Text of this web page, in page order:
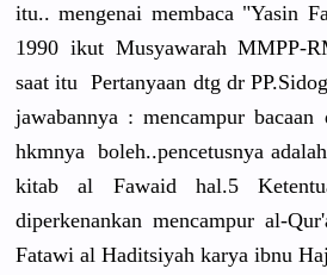
itu.. mengenai membaca "Yasin
1990 ikut MusyawarahMMPP-
saat itu Pertanyaan dtg dr
jawabannya : mencampur
hkmnya boleh..pencetusnya
kitab al Fawaid hal.5
diperkenankan mencampur al-
Fatawi al Haditsiyah karya ibnu